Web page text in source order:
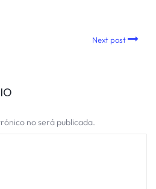
Next post
no será publicada.